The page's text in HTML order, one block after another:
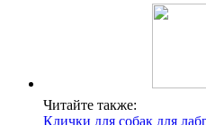
Читайте также:
Клички для собак для